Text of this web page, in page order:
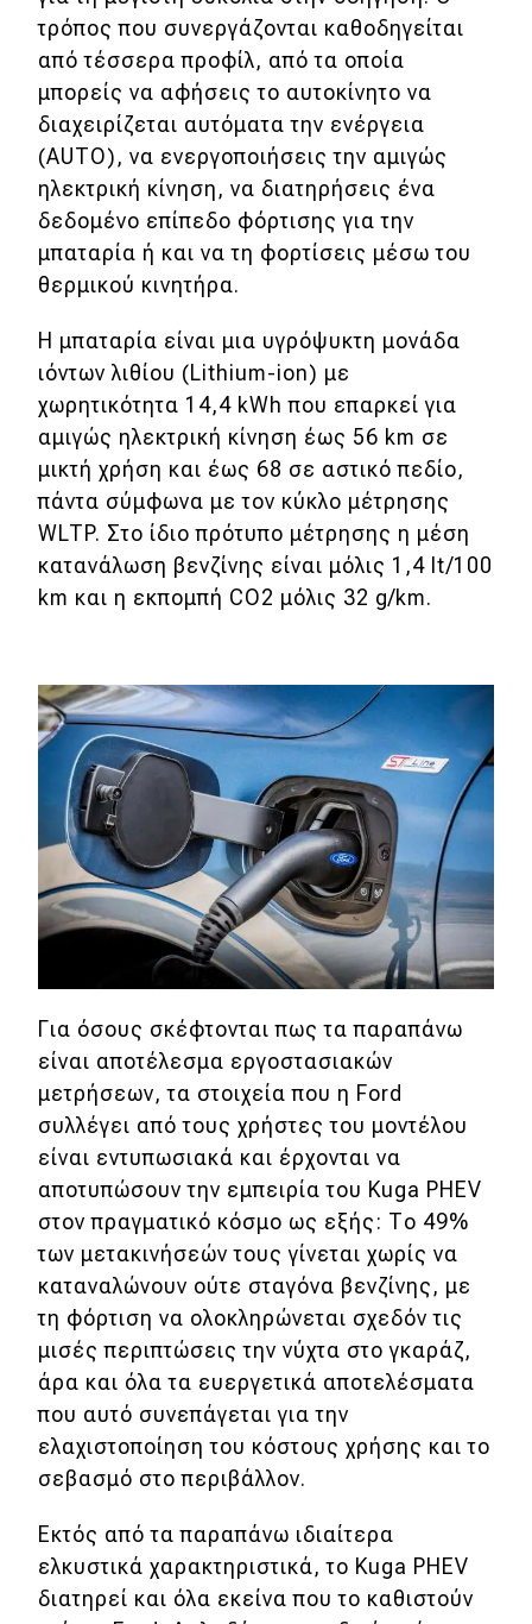
DRIVE Away
MOTO
Μεταχειρισμένο
Οδηγός αγοράς
Συμβουλές
Χρηστικά
Συμβουλές
ΚΤΕΟ
Οδική βοήθεια
eDRIVE
τρόπος που συνεργάζονται καθοδηγείται
από τέσσερα προφίλ, από τα οποία
μπορείς να αφήσεις το αυτοκίνητο να
διαχειρίζεται αυτόματα την ενέργεια
(AUTO), να ενεργοποιήσεις την αμιγώς
ηλεκτρική κίνηση, να διατηρήσεις ένα
δεδομένο επίπεδο φόρτισης για την
μπαταρία ή και να τη φορτίσεις μέσω του
θερμικού κινητήρα.
Η μπαταρία είναι μια υγρόψυκτη μονάδα
ιόντων λιθίου (Lithium-ion) με
χωρητικότητα 14,4 kWh που επαρκεί για
αμιγώς ηλεκτρική κίνηση έως 56 km σε
μικτή χρήση και έως 68 σε αστικό πεδίο,
πάντα σύμφωνα με τον κύκλο μέτρησης
WLTP. Στο ίδιο πρότυπο μέτρησης η μέση
κατανάλωση βενζίνης είναι μόλις 1,4 lt/100
km και η εκπομπή CO2 μόλις 32 g/km.
Για όσους σκέφτονται πως τα παραπάνω
είναι αποτέλεσμα εργοστασιακών
μετρήσεων, τα στοιχεία που η Ford
συλλέγει από τους χρήστες του μοντέλου
είναι εντυπωσιακά και έρχονται να
αποτυπώσουν την εμπειρία του Kuga PHEV
στον πραγματικό κόσμο ως εξής: Το 49%
των μετακινήσεών τους γίνεται χωρίς να
καταναλώνουν ούτε σταγόνα βενζίνης, με
τη φόρτιση να ολοκληρώνεται σχεδόν τις
μισές περιπτώσεις την νύχτα στο γκαράζ,
άρα και όλα τα ευεργετικά αποτελέσματα
που αυτό συνεπάγεται για την
ελαχιστοποίηση του κόστους χρήσης και το
σεβασμό στο περιβάλλον.
Εκτός από τα παραπάνω ιδιαίτερα
ελκυστικά χαρακτηριστικά, το Kuga PHEV
διατηρεί και όλα εκείνα που το καθιστούν